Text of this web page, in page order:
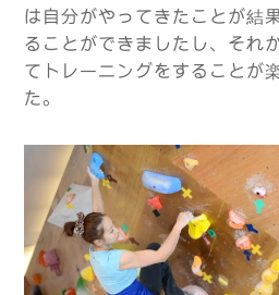
は自分がやってきたことが結
ることができましたし、それ
てトレーニングをすることが
た。